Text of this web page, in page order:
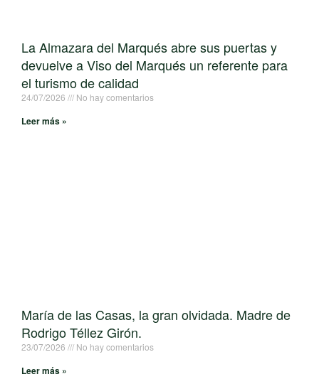
La Almazara del Marqués abre sus puertas y
devuelve a Viso del Marqués un referente para
el turismo de calidad
24/07/2026 No hay comentarios
Leer más »
María de las Casas, la gran olvidada. Madre de
Rodrigo Téllez Girón.
23/07/2026 No hay comentarios
Leer más »